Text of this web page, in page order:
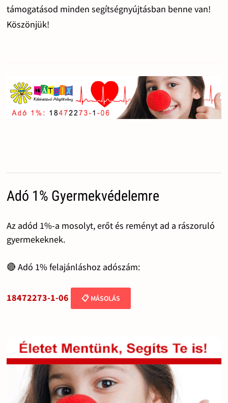
támogatásod minden segítségnyújtásban benne van!
Köszönjük!
Adó 1% Gyermekvédelemre
Az adód 1%-a mosolyt, erőt és reményt ad a rászoruló
gyermekeknek.
🔴 Adó 1% felajánláshoz adószám:
18472273-1-06 📋 MÁSOLÁS